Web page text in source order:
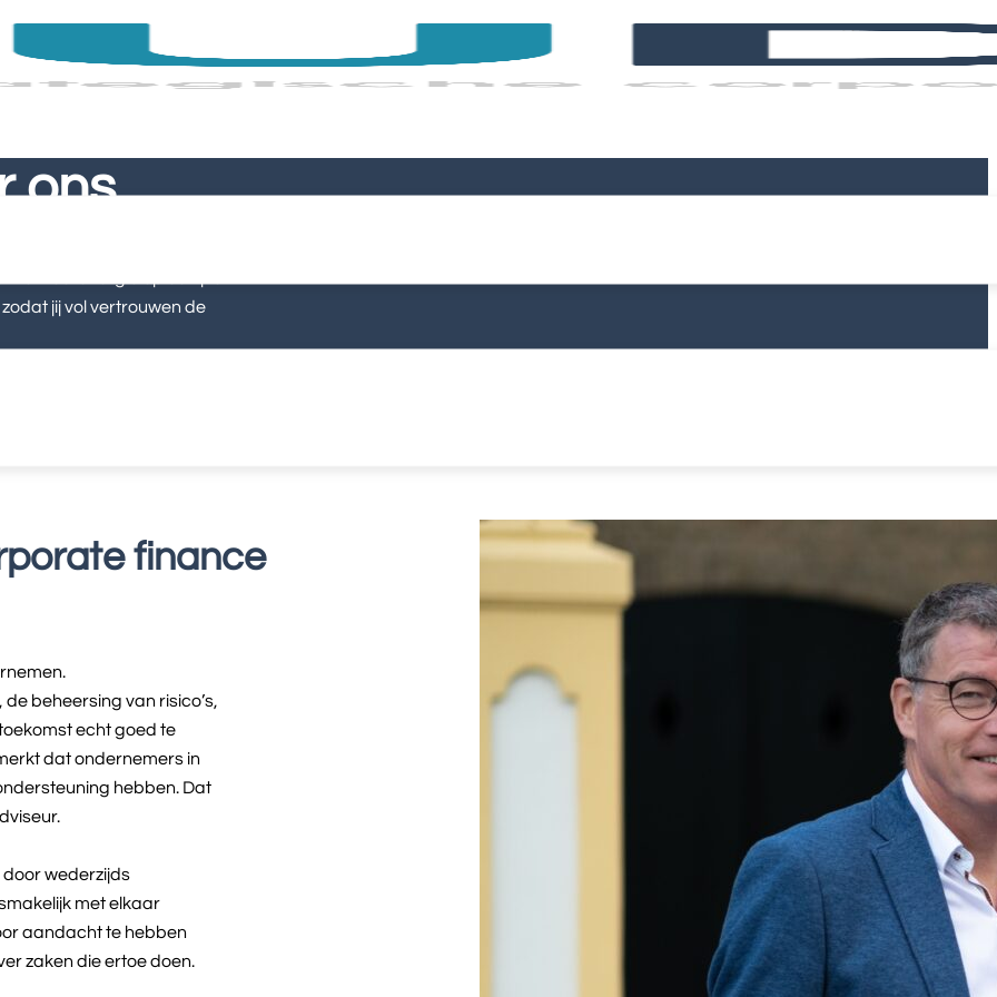
ons
jij vol vertrouwen de
finance
beheersing van risico’s,
echt goed te
dat ondernemers in
hebben. Dat
wederzijds
met elkaar
aandacht te hebben
zaken die ertoe doen.